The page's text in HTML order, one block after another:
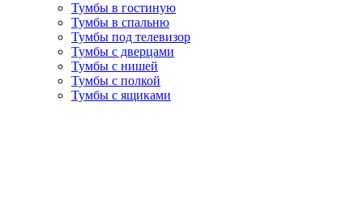
Тумбы в гостиную
Тумбы в спальню
Тумбы под телевизор
Тумбы с дверцами
Тумбы с нишей
Тумбы с полкой
Тумбы с ящиками